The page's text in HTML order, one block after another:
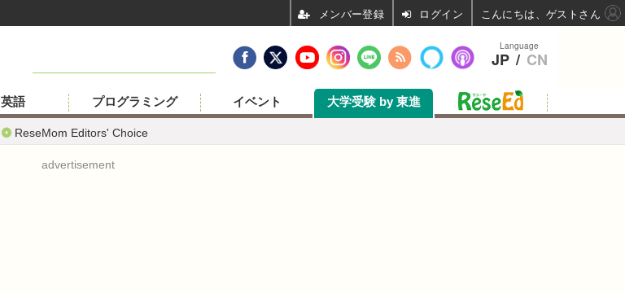
ReseMom Editors' Choice
英語 プログラミング イベント 大学受験 by 東進
advertisement
Language
JP / CN
ログイン こんにちは、ゲストさん